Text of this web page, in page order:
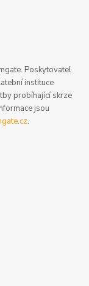
Poskytovatel
instituce
probíhající skrze
jsou
.